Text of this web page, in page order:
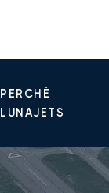
PERCHÉ
LUNAJETS